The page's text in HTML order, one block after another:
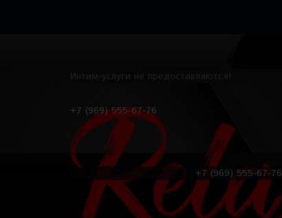
Интим-услуги не предоставляются!
+7 (969) 555-67-76
+7 (969) 555-67-76